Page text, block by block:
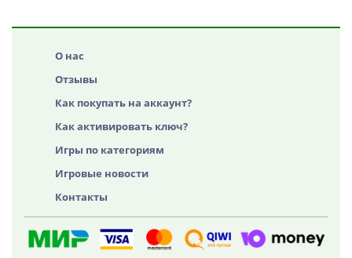
О нас
Отзывы
Как покупать на аккаунт?
Как активировать ключ?
Игры по категориям
Игровые новости
Контакты